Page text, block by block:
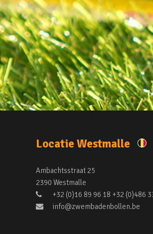
Locatie Westmalle
Ambachtsstraat 25
2390 Westmalle
+32 (0)16 89 96 18 +32 (0)486
info@zwembadenbollen.be